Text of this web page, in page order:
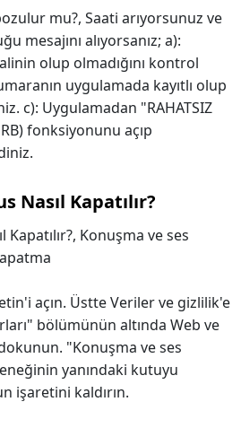
mu?, Saati arıyorsunuz ve
mesajını alıyorsanız; a):
olup olmadığını kontrol
uygulamada kayıtlı olup
c): Uygulamadan "RAHATSIZ
fonksiyonunu açıp
Nasıl Kapatılır?
Konuşma ve ses
açın. Üstte Veriler ve gizlilik'e
bölümünün altında Web ve
"Konuşma ve ses
yanındaki kutuyu
işaretini kaldırın.